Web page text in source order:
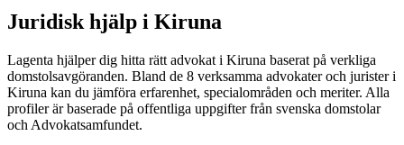
Juridisk hjälp i Kiruna
Lagenta hjälper dig hitta rätt advokat i Kiruna baserat på verkliga
domstolsavgöranden. Bland de 8 verksamma advokater och jurister i
Kiruna kan du jämföra erfarenhet, specialområden och meriter. Alla
profiler är baserade på offentliga uppgifter från svenska domstolar
och Advokatsamfundet.